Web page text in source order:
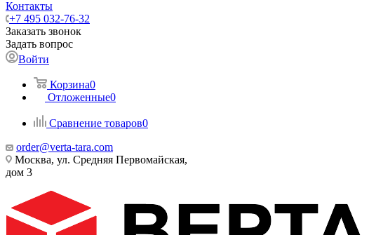
Контакты
+7 495 032-76-32
Заказать звонок
Задать вопрос
Войти
Корзина0
Отложенные0
Сравнение товаров0
order@verta-tara.com
Москва, ул. Средняя Первомайская,
дом 3